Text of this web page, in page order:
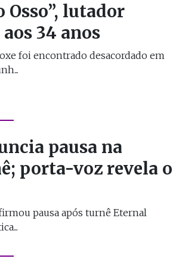
lutador
34 anos
foi encontrado desacordado em
pausa na
porta-voz revela o
pausa após turnê Eternal